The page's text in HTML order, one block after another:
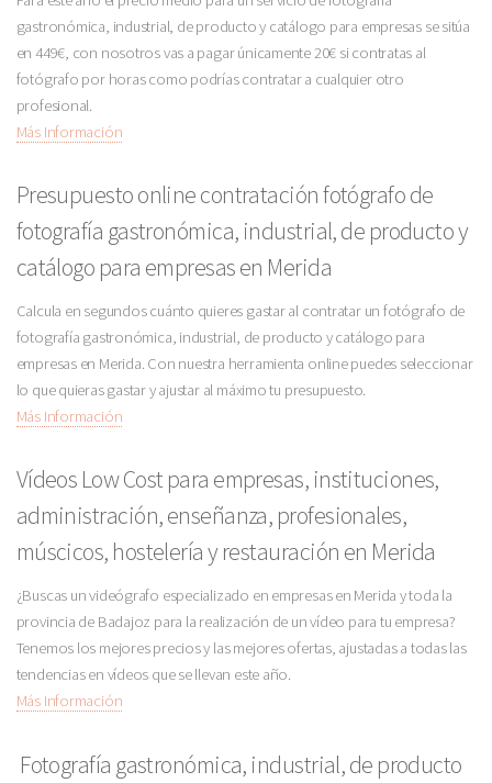
gastronómica, industrial, de producto y catálogo para empresas se sitúa
en 449€, con nosotros vas a pagar únicamente 20€ si contratas al
fotógrafo por horas como podrías contratar a cualquier otro
profesional.
Más Información
Presupuesto online contratación fotógrafo de
fotografía gastronómica, industrial, de producto y
catálogo para empresas en Merida
Calcula en segundos cuánto quieres gastar al contratar un fotógrafo de
fotografía gastronómica, industrial, de producto y catálogo para
empresas en Merida. Con nuestra herramienta online puedes seleccionar
lo que quieras gastar y ajustar al máximo tu presupuesto.
Más Información
Vídeos Low Cost para empresas, instituciones,
administración, enseñanza, profesionales,
múscicos, hostelería y restauración en Merida
¿Buscas un videógrafo especializado en empresas en Merida y toda la
provincia de Badajoz para la realización de un vídeo para tu empresa?
Tenemos los mejores precios y las mejores ofertas, ajustadas a todas las
tendencias en vídeos que se llevan este año.
Más Información
Fotografía gastronómica, industrial, de producto